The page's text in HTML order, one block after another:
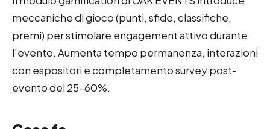
meccaniche di gioco (punti, sfide, classifiche,
premi) per stimolare engagement attivo durante
l'evento. Aumenta tempo permanenza, interazioni
con espositori e completamento survey post-
evento del 25–60%.